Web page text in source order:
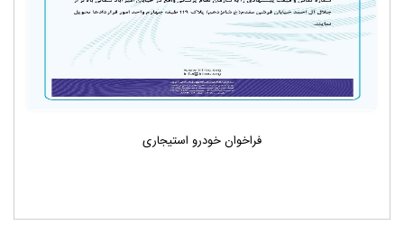
فراخوان خودرو استیجاری